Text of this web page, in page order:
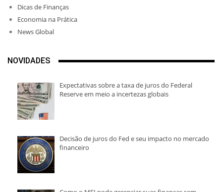
Dicas de Finanças
Economia na Prática
News Global
NOVIDADES
Expectativas sobre a taxa de juros do Federal
Reserve em meio a incertezas globais
Decisão de juros do Fed e seu impacto no mercado
financeiro